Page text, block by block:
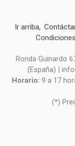
Ir arriba
Ronda Guinardo
(España) |
Horario: 9 a 17
(*)